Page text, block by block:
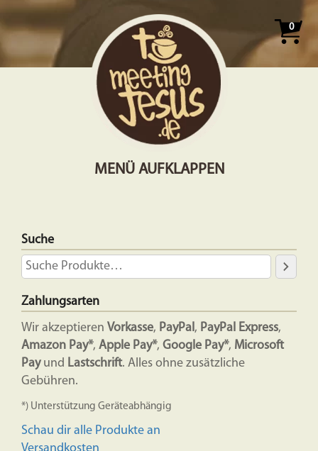
0
MENÜ AUFKLAPPEN
Suche
Zahlungsarten
Wir akzeptieren Vorkasse, PayPal, PayPal Express,
Amazon Pay*, Apple Pay*, Google Pay*, Microsoft
Payund Lastschrift. Alles ohne zusätzliche
Gebühren.
*) Unterstützung Geräteabhängig
Schau dir alle Produkte an